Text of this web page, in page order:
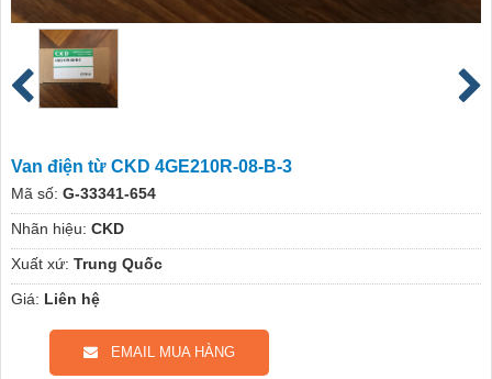
Van điện từ CKD 4GE210R-08-B-3
Mã số: G-33341-654
Nhãn hiệu: CKD
Xuất xứ: Trung Quốc
Giá: Liên hệ
EMAIL MUA HÀNG